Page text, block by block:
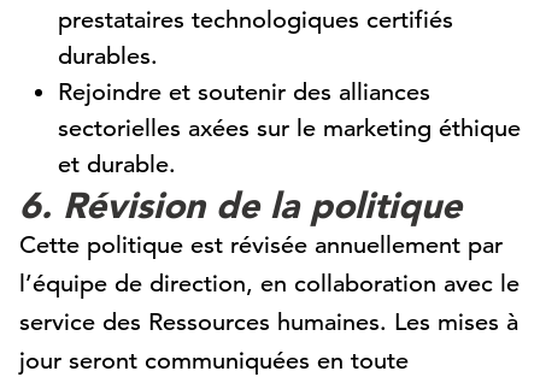
prestataires technologiques certifiés
durables.
Rejoindre et soutenir des alliances
sectorielles axées sur le marketing éthique
et durable.
6. Révision de la politique
Cette politique est révisée annuellement par
l’équipe de direction, en collaboration avec le
service des Ressources humaines. Les mises à
jour seront communiquées en toute